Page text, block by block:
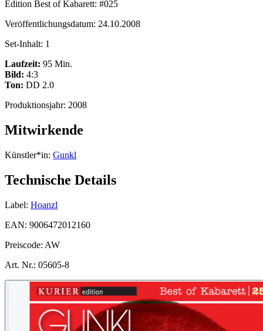
Edition Best of Kabarett: #025
Veröffentlichungsdatum: 24.10.2008
Set-Inhalt: 1
Laufzeit: 95 Min.
Bild: 4:3
Ton: DD 2.0
Produktionsjahr: 2008
Mitwirkende
Künstler*in: Gunkl
Technische Details
Label: Hoanzl
EAN: 9006472012160
Preiscode: AW
Art. Nr.: 05605-8